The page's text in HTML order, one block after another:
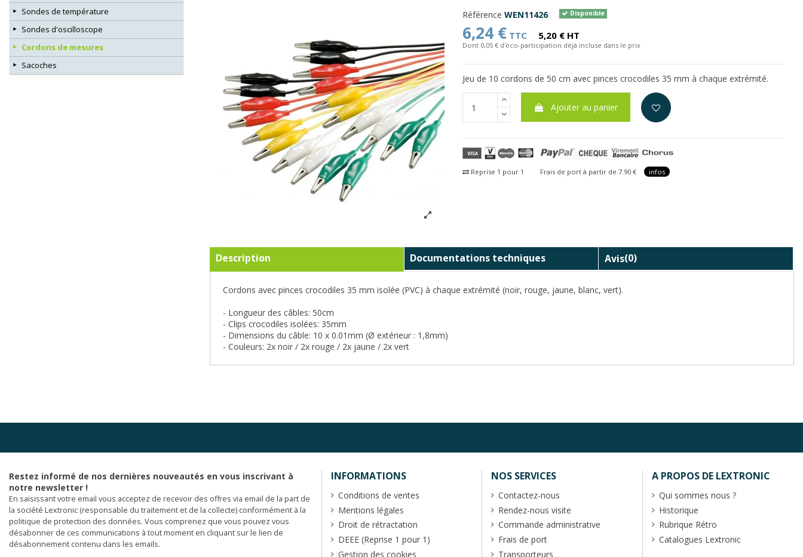
Référence WEN11426 Disponible
6,24 € TTC 5,20 € HT
Dont 0,05 € d'eco-participation déjà incluse dans le prix
Jeu de 10 cordons de 50 cm avec pinces crocodiles 35 mm à chaque extrémité.
Ajouter au panier
Reprise 1 pour 1 Frais de port à partir de 7.90 € infos
Description Documentations techniques Avis(0)
Cordons avec pinces crocodiles 35 mm isolée (PVC) à chaque extrémité (noir, rouge, jaune, blanc, vert).
- Longueur des câbles: 50cm
- Clips crocodiles isolées: 35mm
- Dimensions du câble: 10 x 0.01mm (Ø extérieur : 1,8mm)
- Couleurs: 2x noir / 2x rouge / 2x jaune / 2x vert
Sondes de température
Sondes d'oscilloscope
Cordons de mesures
Sacoches
Restez informé de nos dernières nouveautés en vous inscrivant à
notre newsletter !
En saisissant votre email vous acceptez de recevoir des offres via email de la part de
la société Lextronic (responsable du traitement et de la collecte) conformément à la
politique de protection des données. Vous comprenez que vous pouvez vous
désabonner de ces communications à tout moment en cliquant sur le lien de
désabonnement contenu dans les emails.
INFORMATIONS
Conditions de ventes
Mentions légales
Droit de rétractation
DEEE (Reprise 1 pour 1)
Gestion des cookies
NOS SERVICES
Contactez-nous
Rendez-nous visite
Commande administrative
Frais de port
Transporteurs
A PROPOS DE LEXTRONIC
Qui sommes nous ?
Historique
Rubrique Rétro
Catalogues Lextronic